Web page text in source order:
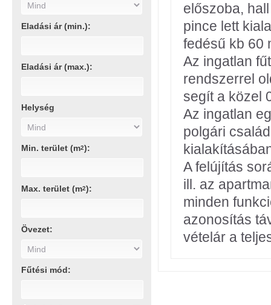
Eladási ár (min.):
Eladási ár (max.):
Helység
Min. terület (m2):
Max. terület (m2):
Övezet:
Fűtési mód:
előszoba,
pince lett
fedésű kb 60
Az ingatlan
rendszerrel
segít a közel
Az ingatlan
polgári
A felújítás
ill. az
minden
azonosítás
vételár a